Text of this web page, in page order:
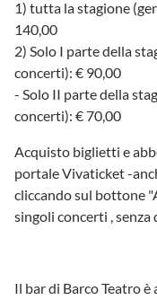
1) tutta la stagione
140,00
2) Solo I parte della
concerti): € 90,00
- Solo II parte della
concerti): € 70,00
Acquisto biglietti e
portale Vivaticket -
cliccando sul bottone
singoli concerti ,
Il bar di Barco Teatro